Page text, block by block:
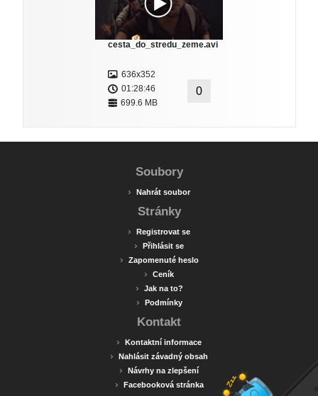
cesta_do_stredu_zeme.avi
636x352
01:28:46
699.6 MB
0
Soubory
› Nahrát soubor
Stránky
› Registrovat se
› Přihlásit se
› Zapomenuté heslo
› Ceník
› Jak na to?
› Podmínky
Kontakt
› Kontaktní informace
› Nahlásit závadný obsah
› Návrhy na zlepšení
› Facebooková stránka